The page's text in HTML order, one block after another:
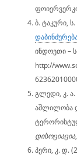
ბ. ტაკური,
ინდოეთი –
http://
გლედი, კ.
აშლილობა
დისოციაცია
პერი, კ. დ.